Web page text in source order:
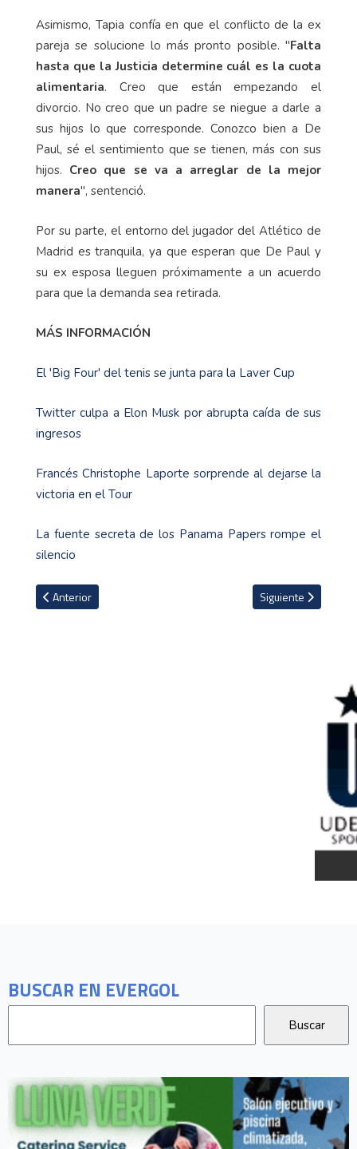
BUSCAR EN EVERGOL
Asimismo, Tapia confía en que el conflicto de la ex
pareja se solucione lo más pronto posible. "Falta
hasta que la Justicia determine cuál es la cuota
alimentaria. Creo que están empezando el
divorcio. No creo que un padre se niegue a darle a
sus hijos lo que corresponde. Conozco bien a De
Paul, sé el sentimiento que se tienen, más con sus
hijos. Creo que se va a arreglar de la mejor
manera", sentenció.
Por su parte, el entorno del jugador del Atlético de
Madrid es tranquila, ya que esperan que De Paul y
su ex esposa lleguen próximamente a un acuerdo
para que la demanda sea retirada.
MÁS INFORMACIÓN
El 'Big Four' del tenis se junta para la Laver Cup
Twitter culpa a Elon Musk por abrupta caída de sus
ingresos
Francés Christophe Laporte sorprende al dejarse la
victoria en el Tour
La fuente secreta de los Panama Papers rompe el
silencio
Artículo anterior: Australia alista plan para prohibir los autos de
Anterior Artículo siguiente:
Siguiente